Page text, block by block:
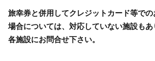
旅幸券と併用してクレジットカード等で
場合については、対応していない施設も
各施設にお問合せ下さい。